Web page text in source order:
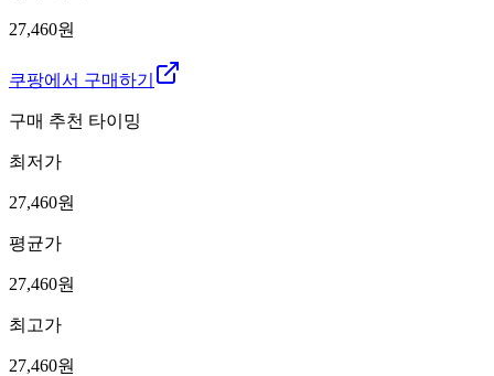
27,460원
쿠팡에서 구매하기
구매 추천 타이밍
최저가
27,460원
평균가
27,460원
최고가
27,460원